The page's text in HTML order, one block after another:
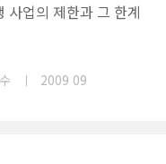
사업의 제한과 그 한계
2009 09